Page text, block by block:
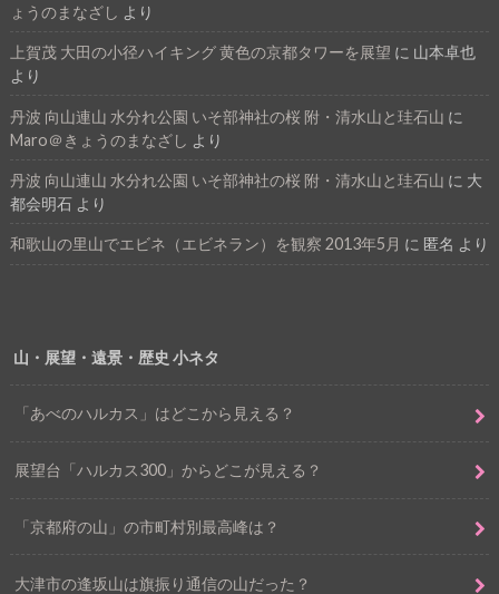
ょうのまなざし より
上賀茂 大田の小径ハイキング 黄色の京都タワーを展望 に 山本卓也
より
丹波 向山連山 水分れ公園 いそ部神社の桜 附・清水山と珪石山 に
Maro＠きょうのまなざし より
丹波 向山連山 水分れ公園 いそ部神社の桜 附・清水山と珪石山 に 大
都会明石より
和歌山の里山でエビネ（エビネラン）を観察 2013年5月 に 匿名 より
山・展望・遠景・歴史 小ネタ
「あべのハルカス」はどこから見える？
展望台「ハルカス300」からどこが見える？
「京都府の山」の市町村別最高峰は？
大津市の逢坂山は旗振り通信の山だった？